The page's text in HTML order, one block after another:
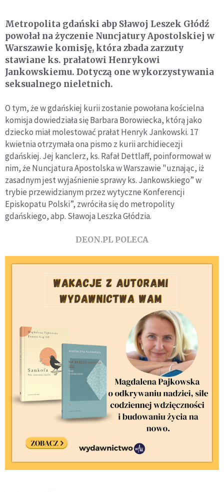
Metropolita gdański abp Sławoj Leszek Głódź
powołał na życzenie Nuncjatury Apostolskiej w
Warszawie komisję, która zbada zarzuty
stawiane ks. prałatowi Henrykowi
Jankowskiemu. Dotyczą one wykorzystywania
seksualnego nieletnich.
O tym, że w gdańskiej kurii zostanie powołana kościelna
komisja dowiedziała się Barbara Borowiecka, którą jako
dziecko miał molestować prałat Henryk Jankowski. 17
kwietnia otrzymała ona pismo z kurii archidiecezji
gdańskiej. Jej kanclerz, ks. Rafał Dettlaff, poinformował w
nim, że Nuncjatura Apostolska w Warszawie "uznając, iż
zasadnym jest wyjaśnienie sprawy ks. Jankowskiego” w
trybie przewidzianym przez wytyczne Konferencji
Episkopatu Polski”, zwróciła się do metropolity
gdańskiego, abp. Sławoja Leszka Głódzia.
DEON.PL POLECA